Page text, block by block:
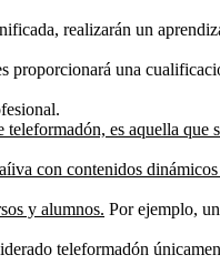
realizarán un
proporcionará una
es aquella que
con contenidos
y alumnos. Por ejemplo,
teleformadón